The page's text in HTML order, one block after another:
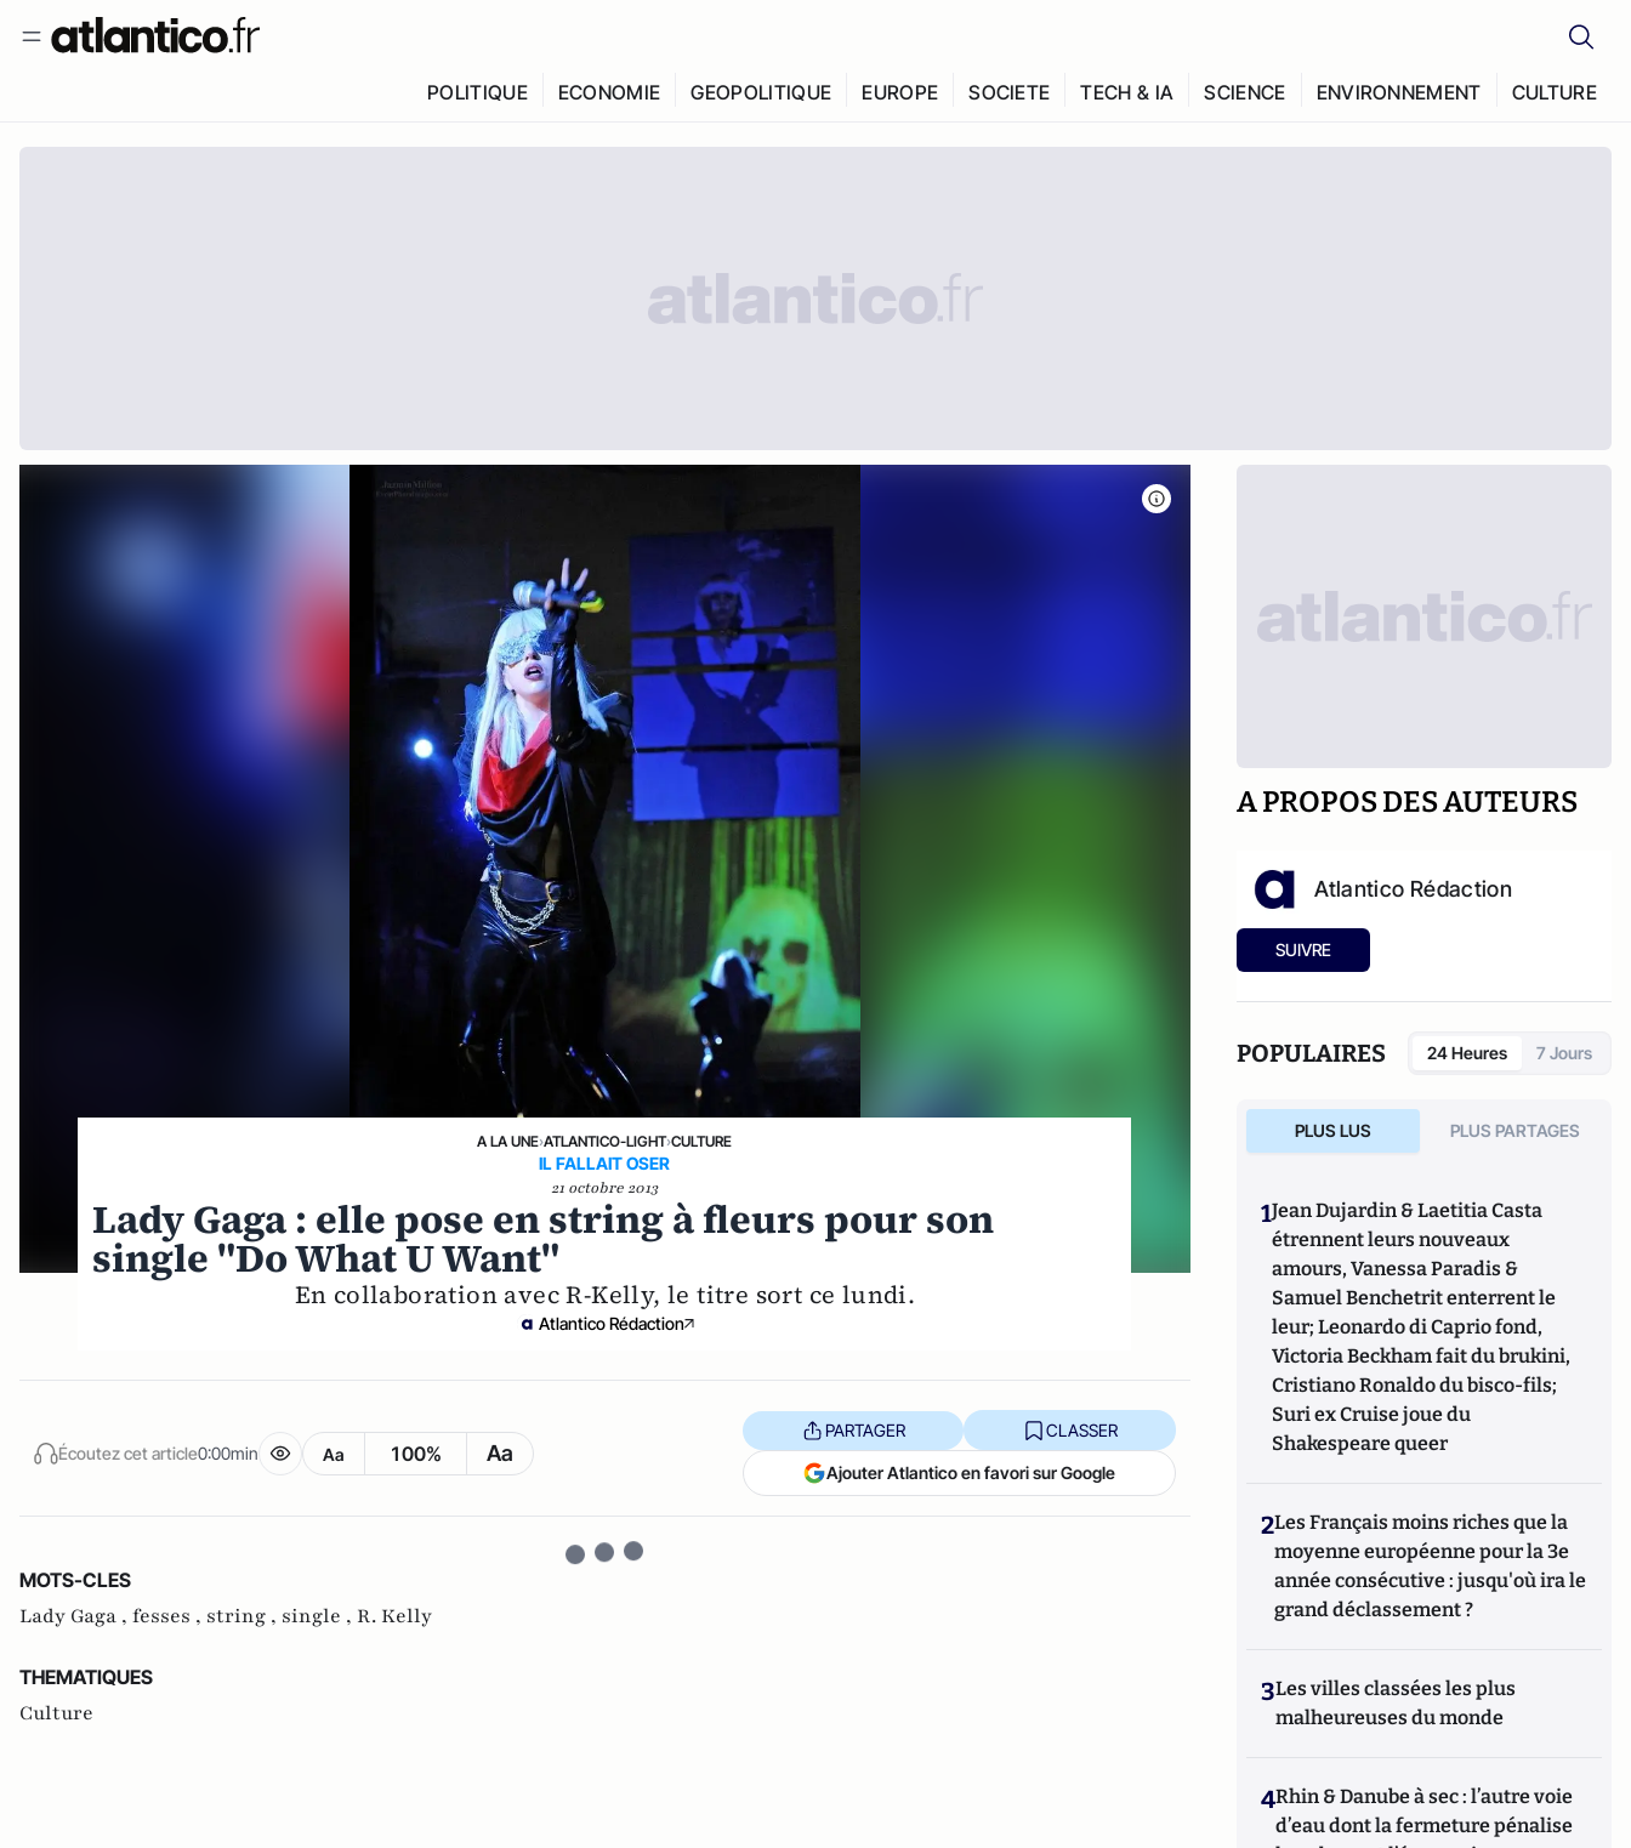
POLITIQUE ECONOMIE GEOPOLITIQUE EUROPE SOCIETE TECH & IA SCIENCE ENVIRONNEMENT CULTURE
A LA UNE›ATLANTICO-LIGHT›CULTURE
IL FALLAIT OSER
21 octobre 2013
Lady Gaga : elle pose en string à fleurs pour son
single "Do What U Want"
En collaboration avec R-Kelly, le titre sort ce lundi.
Atlantico Rédaction
Écoutez cet article0:00min Aa 100% Aa
PARTAGER CLASSER
Ajouter Atlantico en favori sur Google
MOTS-CLES
Lady Gaga , fesses , string , single , R. Kelly
THEMATIQUES
Culture
A PROPOS DES AUTEURS
Atlantico Rédaction
SUIVRE
POPULAIRES 24 Heures 7 Jours
PLUS LUS PLUS PARTAGES
1Jean Dujardin & Laetitia Casta
étrennent leurs nouveaux
amours, Vanessa Paradis &
Samuel Benchetrit enterrent le
leur; Leonardo di Caprio fond,
Victoria Beckham fait du brukini,
Cristiano Ronaldo du bisco-fils;
Suri ex Cruise joue du
Shakespeare queer
2Les Français moins riches que la
moyenne européenne pour la 3e
année consécutive : jusqu'où ira le
grand déclassement ?
3Les villes classées les plus
malheureuses du monde
4Rhin & Danube à sec : l’autre voie
d’eau dont la fermeture pénalise